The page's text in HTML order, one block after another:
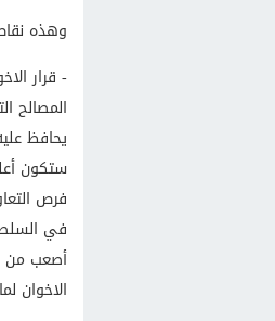
وهذه
- قرار
المصالح
يحافظ
ستكون
فرص
في
أصعب من
الاخوان